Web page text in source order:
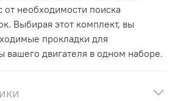
от необходимости поиска
Выбирая этот комплект, вы
прокладки для
вашего двигателя в одном наборе.